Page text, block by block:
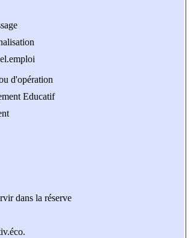
d'opération
Educatif
dans la réserve